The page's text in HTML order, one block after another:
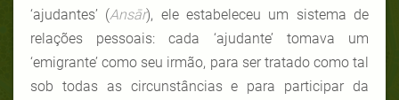
‘ajudantes’ (Ansār), ele estabeleceu um sistema de
relações pessoais: cada ‘ajudante’ tomava um
‘emigrante’ como seu irmão, para ser tratado como tal
sob todas as circunstâncias e para participar da